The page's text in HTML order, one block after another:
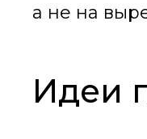
а не на
Идеи